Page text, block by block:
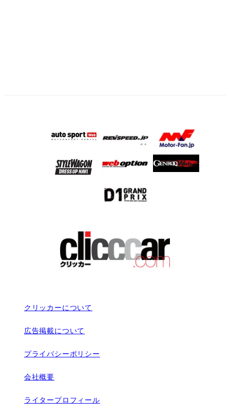
クリッカーについて
広告掲載について
プライバシーポリシー
会社概要
ライタープロフィール